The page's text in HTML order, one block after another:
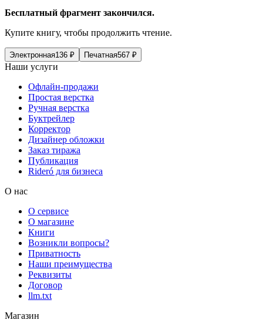
Бесплатный фрагмент закончился.
Купите книгу, чтобы продолжить чтение.
Электронная136 ₽ Печатная567 ₽
Наши услуги
Офлайн-продажи
Простая верстка
Ручная верстка
Буктрейлер
Корректор
Дизайнер обложки
Заказ тиража
Публикация
Rideró для бизнеса
О нас
О сервисе
О магазине
Книги
Возникли вопросы?
Приватность
Наши преимущества
Реквизиты
Договор
llm.txt
Магазин